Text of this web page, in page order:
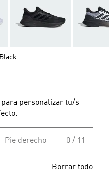
personalizar tu/s
Pie derecho 0 / 11
Borrar todo